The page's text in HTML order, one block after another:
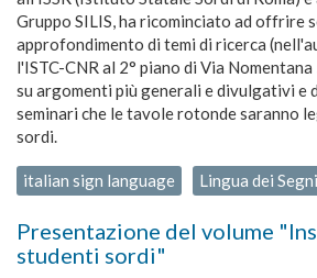
Gruppo SILIS, ha ricominciato ad offrire
approfondimento di temi di ricerca
l'ISTC-CNR al 2° piano di Via
su argomenti più generali e divulgativi e
seminari che le tavole rotonde saranno
sordi.
italian sign language Lingua dei
Presentazione del volume
studenti sordi"